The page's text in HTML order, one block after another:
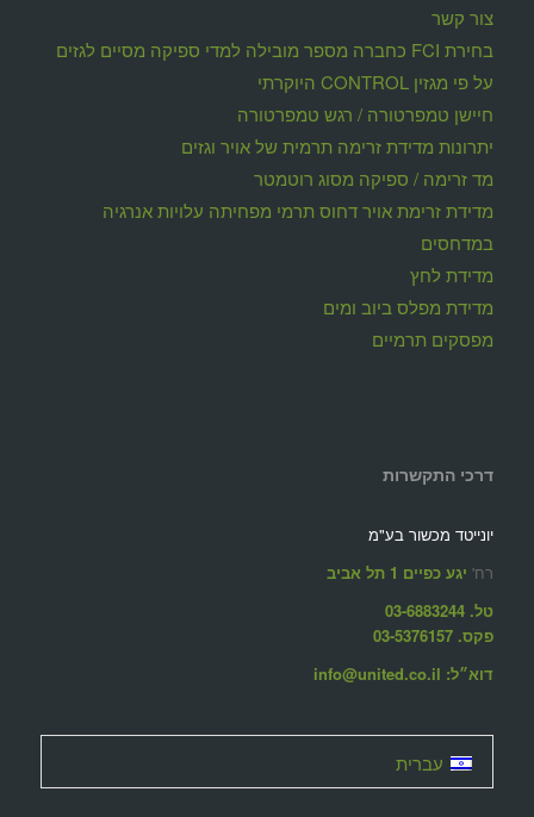
צור קשר
בחירת FCI כחברה מספר מובילה למדי ספיקה מסיים לגזים
על פי מגזין CONTROL היוקרתי
חיישן טמפרטורה / רגש טמפרטורה
יתרונות מדידת זרימה תרמית של אויר וגזים
מד זרימה / ספיקה מסוג רוטמטר
מדידת זרימת אויר דחוס תרמי מפחיתה עלויות אנרגיה
במדחסים
מדידת לחץ
מדידת מפלס ביוב ומים
מפסקים תרמיים
דרכי התקשרות
יונייטד מכשור בע"מ
רח' יגע כפיים 1 תל אביב
טל. 03-6883244
פקס. 03-5376157
דוא״ל: info@united.co.il
עברית